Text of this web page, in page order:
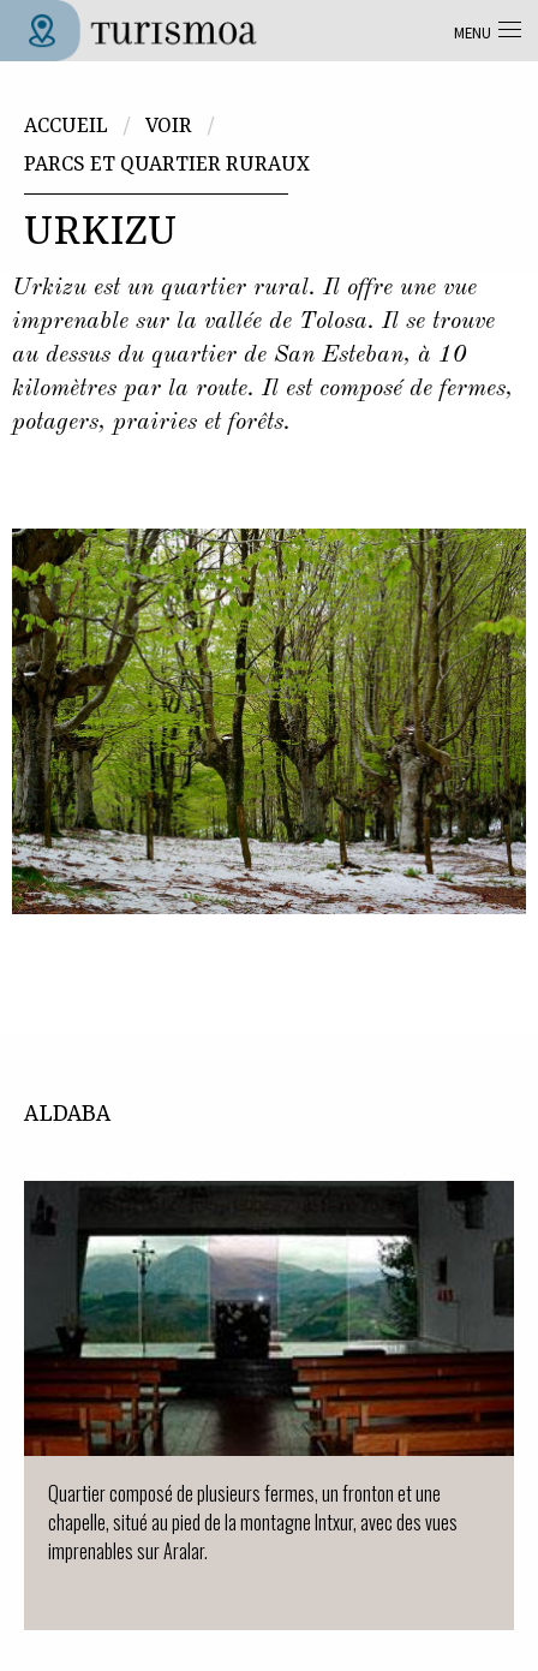
Aller au contenu principal
ACCUEIL
VOIR
PARCS ET QUARTIER RURAUX
URKIZU
Urkizu est un quartier rural. Il offre une vue
imprenable sur la vallée de Tolosa. Il se trouve
au dessus du quartier de San Esteban, à 10
kilomètres par la route. Il est composé de fermes,
potagers, prairies et forêts.
ALDABA
Quartier composé de plusieurs fermes, un fronton et une
chapelle, situé au pied de la montagne Intxur, avec des vues
imprenables sur Aralar.
MENU